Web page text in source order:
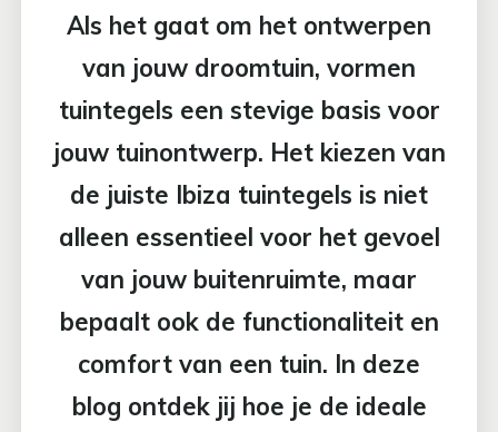
Als het gaat om het ontwerpen
van jouw droomtuin, vormen
tuintegels een stevige basis voor
jouw tuinontwerp. Het kiezen van
de juiste Ibiza tuintegels is niet
alleen essentieel voor het gevoel
van jouw buitenruimte, maar
bepaalt ook de functionaliteit en
comfort van een tuin. In deze
blog ontdek jij hoe je de ideale